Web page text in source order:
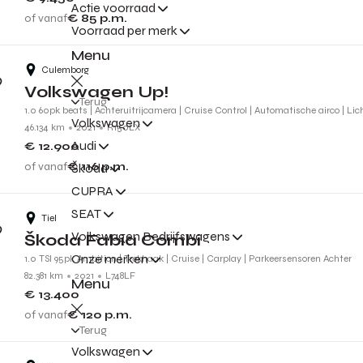
Actie voorraad
Voorraad per merk
Menu
Terug
Volkswagen
Audi
Škoda
CUPRA
SEAT
Volkswagen Bedrijfswagens
Onze merken
Menu
Terug
Volkswagen
of vanaf€ 85 p.m.
Culemborg
Volkswagen Up!
1.0 60pk beats | Achteruitrijcamera | Cruise Control | Automatische airco |
46.134 km
2021 R150LX
€ 12.900
of vanaf€ 116p.m.
Tiel
Škoda Fabia Combi
1.0 TSI 95pk Ambition | Trekhaak | Cruise | Carplay | Parkeersensoren Achter
82.381 km
2021 L748LF
€ 13.400
of vanaf€ 120 p.m.